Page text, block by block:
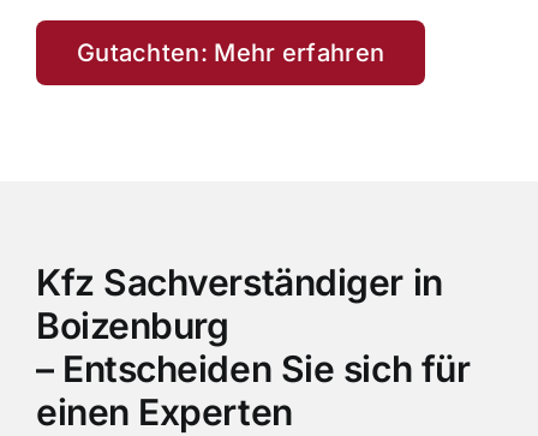
Gutachten: Mehr erfahren
Kfz Sachverständiger in
Boizenburg
– Entscheiden Sie sich für
einen Experten